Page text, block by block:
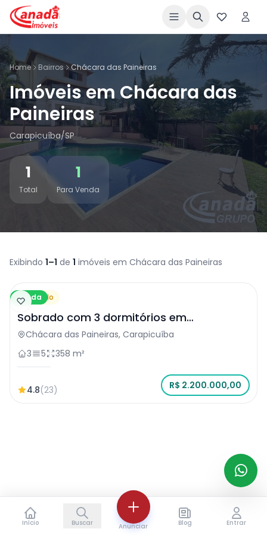
Home Bairros Chácara das Paineiras
Imóveis em Chácara das
Paineiras
Carapicuíba/SP
1
Total
1
Para Venda
Exibindo 1–1 de 1 imóveis em Chácara das Paineiras
Venda
Sobrado
Sobrado com 3 dormitórios em
Carapicuíba
Chácara das Paineiras, Carapicuíba
3
5 358 m²
4.8(23) R$ 2.200.000,00
Início Buscar Anunciar Blog Entrar